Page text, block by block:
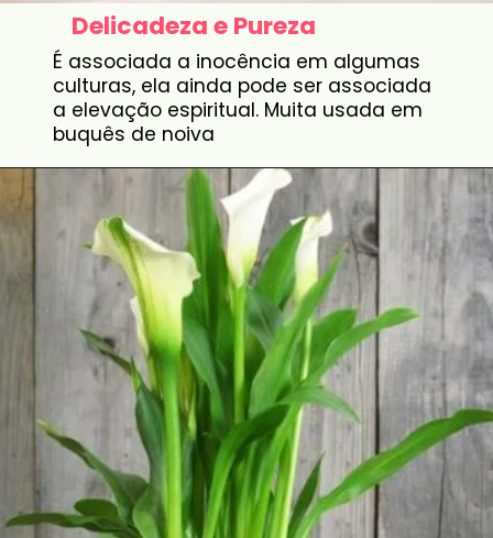
Delicadeza e Pureza
É associada a inocência em algumas
culturas, ela ainda pode ser associada
a elevação espiritual. Muita usada em
buquês de noiva